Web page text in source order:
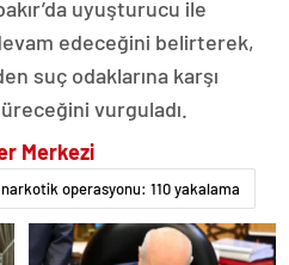
uyuşturucu ile
edeceğini belirterek,
suç odaklarına karşı
vurguladı.
Merkezi
narkotik operasyonu: 110 yakalama